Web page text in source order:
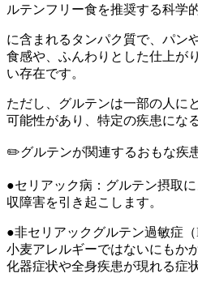
ルテンフリー食を推奨する科学
に含まれるタンパク質で、パン
食感や、ふんわりとした仕上が
い存在です。
ただし、グルテンは一部の人に
可能性があり、特定の疾患にな
✏️グルテンが関連するおもな疾
●セリアック病：グルテン摂取
収障害を引き起こします。
●非セリアックグルテン過敏症
小麦アレルギーではないにもか
化器症状や全身疾患が現れる症